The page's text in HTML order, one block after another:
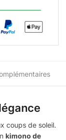
coups de soleil.
kimono de